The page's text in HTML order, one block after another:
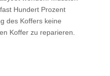
Hundert Prozent
des Koffers keine
Koffer zu reparieren.